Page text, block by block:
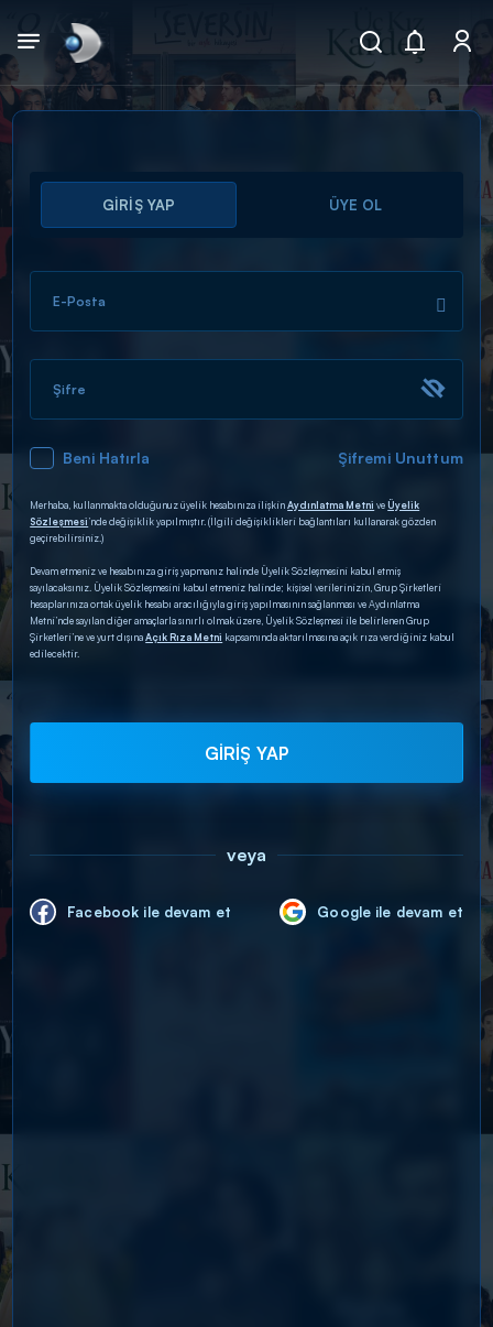
Arama
ARAMA SONUÇLARI
DİĞER SONUÇLAR
GİRİŞ YAP ÜYE OL
E-Posta
Şifre
Beni Hatırla Şifremi Unuttum
Merhaba, kullanmakta olduğunuz üyelik hesabınıza ilişkinAydınlatma Metni veÜyelik
Sözleşmesi’nde değişiklik yapılmıştır. (İlgili değişiklikleri bağlantıları kullanarak gözden
geçirebilirsiniz.)
Devam etmeniz ve hesabınıza giriş yapmanız halinde Üyelik Sözleşmesini kabul etmiş
sayılacaksınız. Üyelik Sözleşmesini kabul etmeniz halinde; kişisel verilerinizin, Grup Şirketleri
hesaplarınıza ortak üyelik hesabı aracılığıyla giriş yapılmasının sağlanması ve Aydınlatma
Metni’nde sayılan diğer amaçlarla sınırlı olmak üzere, Üyelik Sözleşmesi ile belirlenen Grup
Şirketleri’ne ve yurt dışınaAçık Rıza Metni kapsamında aktarılmasına açık rıza verdiğiniz kabul
edilecektir.
GİRİŞ YAP
veya
Facebook ile devam et Google ile devam et